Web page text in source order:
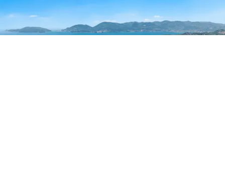
Alicença de construção já obtida para a instalação
de uma piscina infinita panorâmicano terreno
privativo é odiferencial mais significativodesta